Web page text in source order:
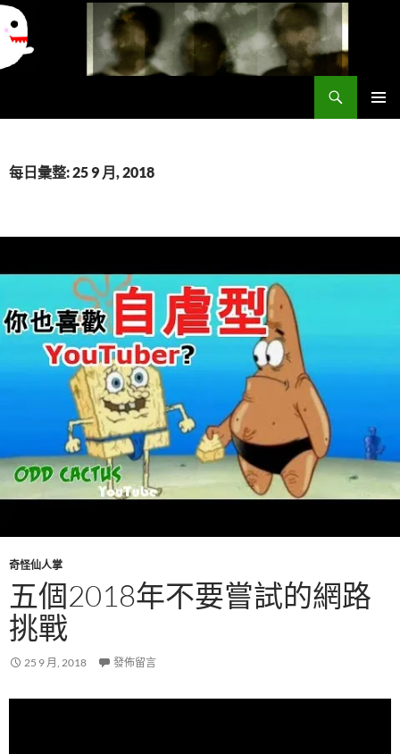
要
每日彙整: 25 9 月, 2018
奇怪仙人掌
五個2018年不要嘗試的網路
挑戰
25 9 月, 2018 發佈留言